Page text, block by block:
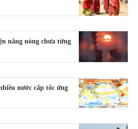
nắng nóng chưa từng
nước cấp tốc ứng